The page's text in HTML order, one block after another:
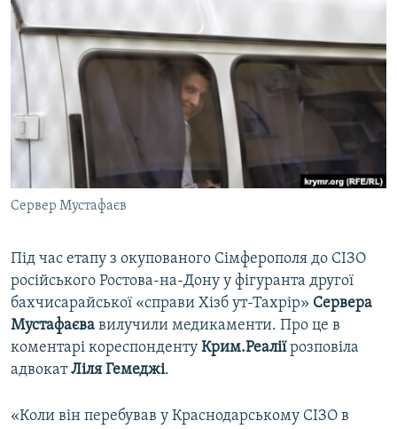
СПЕЦПРОЕКТИ
ДЕПОРТАЦІЯ
ВІДЕОУРОКИ «ELIFBE»
СВІДЧЕННЯ ОКУПАЦІЇ
УКРАЇНСЬКА ПРОБЛЕМА КРИМУ
ІНФОГРАФІКА
ЯК ОБІЙТИ БЛОКУВАННЯ
Русский
Qırımtatar
ДОЛУЧАЙСЯ!
Усі сайти RFE/RL
Сервер Мустафаєв
Під час етапу з окупованого Сімферополя до СІЗО
російського Ростова-на-Дону у фігуранта другої
бахчисарайської «справи Хізб ут-Тахрір» Сервера
Мустафаєва вилучили медикаменти. Про це в
коментарі кореспонденту Крим.Реаліїрозповіла
адвокатЛіля Гемеджі.
«Коли він перебував у Краснодарському СІЗО в